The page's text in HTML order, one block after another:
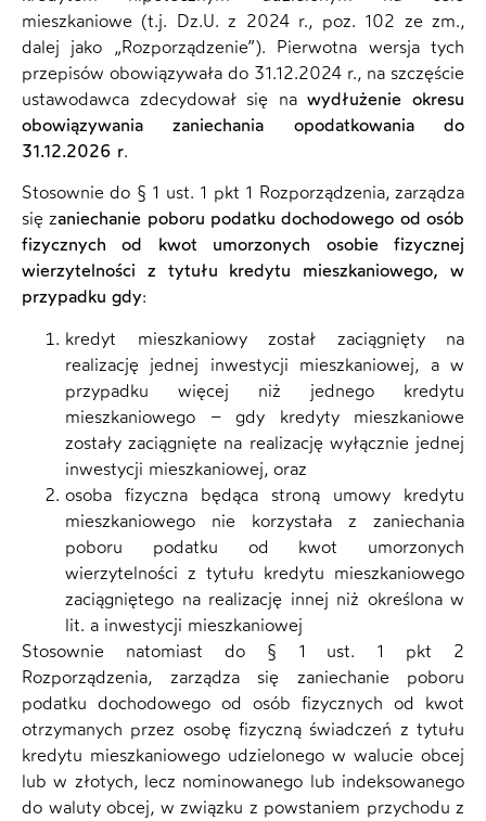
mieszkaniowe (t.j. Dz.U. z 2024 r., poz. 102 ze zm.,
dalej jako „Rozporządzenie”). Pierwotna wersja tych
przepisów obowiązywała do 31.12.2024 r., na szczęście
ustawodawca zdecydował się nawydłużenie okresu
obowiązywania zaniechania opodatkowania do
31.12.2026 r.
Stosownie do § 1 ust. 1 pkt 1 Rozporządzenia, zarządza
się zaniechanie poboru podatku dochodowego od osób
fizycznych od kwot umorzonych osobie fizycznej
wierzytelności z tytułu kredytu mieszkaniowego, w
przypadku gdy:
kredyt mieszkaniowy został zaciągnięty na
realizację jednej inwestycji mieszkaniowej, a w
przypadku więcej niż jednego kredytu
mieszkaniowego – gdy kredyty mieszkaniowe
zostały zaciągnięte na realizację wyłącznie jednej
inwestycji mieszkaniowej, oraz
osoba fizyczna będąca stroną umowy kredytu
mieszkaniowego nie korzystała z zaniechania
poboru podatku od kwot umorzonych
wierzytelności z tytułu kredytu mieszkaniowego
zaciągniętego na realizację innej niż określona w
lit. a inwestycji mieszkaniowej
Stosownie natomiast do § 1 ust. 1 pkt 2
Rozporządzenia, zarządza się zaniechanie poboru
podatku dochodowego od osób fizycznych od kwot
otrzymanych przez osobę fizyczną świadczeń z tytułu
kredytu mieszkaniowego udzielonego w walucie obcej
lub w złotych, lecz nominowanego lub indeksowanego
do waluty obcej, w związku z powstaniem przychodu z